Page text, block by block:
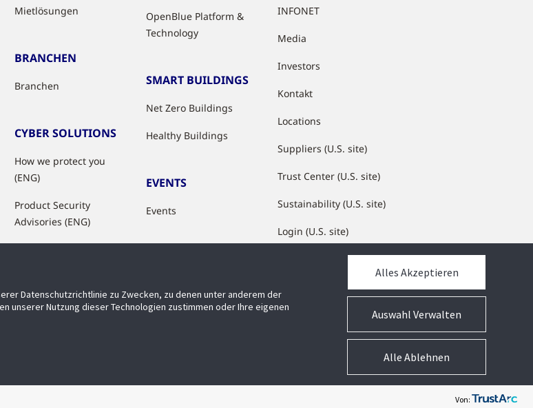
Mietlösungen
BRANCHEN
Branchen
CYBER SOLUTIONS
How we protect you
(ENG)
Product Security
Advisories (ENG)
OpenBlue Platform &
Technology
SMART BUILDINGS
Net Zero Buildings
Healthy Buildings
EVENTS
Events
INFONET
Media
Investors
Kontakt
Locations
Suppliers (U.S. site)
Trust Center (U.S. site)
Sustainability (U.S. site)
Login (U.S. site)
Mediathek
Datenschutzrichtlinie zu Zwecken, zu denen unter anderem der
unserer Nutzung dieser Technologien zustimmen oder Ihre eigenen
Auswahl Verwalten
Alles Akzeptieren
Alle Ablehnen
Von:
Impressum